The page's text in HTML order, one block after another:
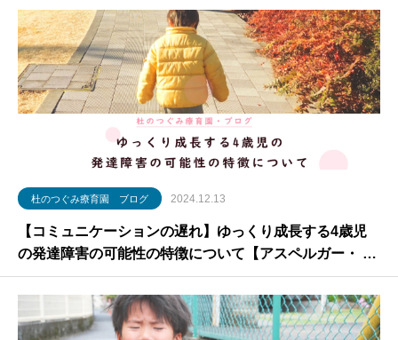
杜のつぐみ療育園 ブログ 2024.12.13
【コミュニケーションの遅れ】ゆっくり成長する4歳児
の発達障害の可能性の特徴について【アスペルガー・ 落
ち着きがない】